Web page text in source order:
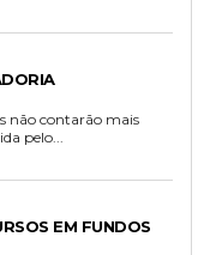
não contarão mais
pelo...
EM FUNDOS